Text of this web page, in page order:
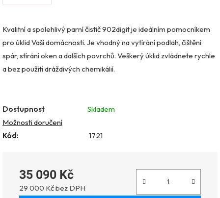
Kvalitní a spolehlivý parní čistič 902digit je ideálním pomocníkem
pro úklid Vaší domácnosti. Je vhodný na vytírání podlah, čištění
spár, stírání oken a dalších povrchů. Veškerý úklid zvládnete rychle
a bez použití dráždivých chemikálií.
Dostupnost
Skladem
Možnosti doručení
Kód:
1721
35 090 Kč
29 000 Kč bez DPH